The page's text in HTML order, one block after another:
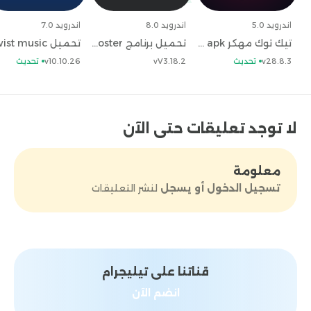
انغامي الاصلي
للاندرويد برابط مباشر
كيفية التسجيل في
تحميل تطبيق انغامي للاندرويد
يمكن لأي شخص
التسجيل في برنامج انغامي anghami premium apk
بكل سهولة للغاية والاستمتاع بكل مميزاته المجانية.
سابقاً. ومن ثم ستظهر لك صفحة التسجيل الأولية لـ
عليك اختيار طريقة التسجيل الأولية لبرنامج انغامي.ثانياً:
بعد اختيار طريقة التسجيل سواء رقم هاتفك أو البريد
الالكتروني Gmail يجب عليك كتابة الاسم وتحديد تاريخ
الميلاد واختيار المطرب الذي تحبه وبذلك قد انتهيت من
تطبيق انغاميبكثير من المميزات والخدمات المجانية
ولعل أهمها الآتي:
يمكنك تنزيل تطبيق انغامي للاندرويد بدون دفع أي
تطبيقات دوت نت
تيك توك مهكر tiktok mod apk للاندرويد برابط مباشر مجاناً
اندرويد 5.0
v28.8.3 تحديث
تحميل برنامج muscle booster وتحديث تطبيق ماصل بوستر مجاناً
اندرويد 8.0
vV3.18.2
اندرويد 7.0
v10.10.26 تحديث
لا توجد تعليقات حتى الآن
معلومة
تسجيل الدخول أو يسجل لنشر التعليقات
قناتنا على تيليجرام
انضم الآن